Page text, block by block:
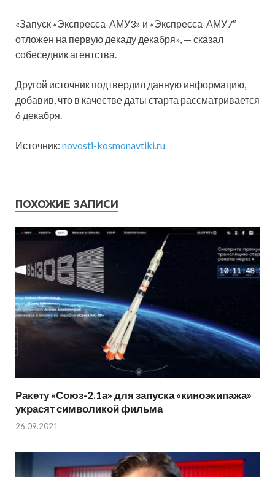
«Запуск «Экспресса-АМУ3» и «Экспресса-АМУ7″
отложен на первую декаду декабря», — сказал
собеседник агентства.
Другой источник подтвердил данную информацию,
добавив, что в качестве даты старта рассматривается
6 декабря.
Источник: novosti-kosmonavtiki.ru
ПОХОЖИЕ ЗАПИСИ
Ракету «Союз-2.1а» для запуска «киноэкипажа»
украсят символикой фильма
26.09.2021